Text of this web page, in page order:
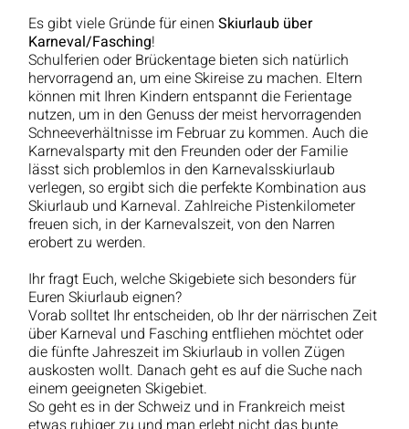
Es gibt viele Gründe für einen Skiurlaub über
Karneval/Fasching!
Schulferien oder Brückentage bieten sich natürlich
hervorragend an, um eine Skireise zu machen. Eltern
können mit Ihren Kindern entspannt die Ferientage
nutzen, um in den Genuss der meist hervorragenden
Schneeverhältnisse im Februar zu kommen. Auch die
Karnevalsparty mit den Freunden oder der Familie
lässt sich problemlos in den Karnevalsskiurlaub
verlegen, so ergibt sich die perfekte Kombination aus
Skiurlaub und Karneval. Zahlreiche Pistenkilometer
freuen sich, in der Karnevalszeit, von den Narren
erobert zu werden.
Ihr fragt Euch, welche Skigebiete sich besonders für
Euren Skiurlaub eignen?
Vorab solltet Ihr entscheiden, ob Ihr der närrischen Zeit
über Karneval und Fasching entfliehen möchtet oder
die fünfte Jahreszeit im Skiurlaub in vollen Zügen
auskosten wollt. Danach geht es auf die Suche nach
einem geeigneten Skigebiet.
So geht es in der Schweiz und in Frankreich meist